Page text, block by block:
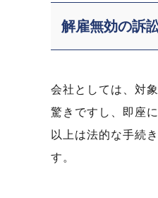
解雇無効の訴
会社としては、対
驚きですし、即座
以上は法的な手続
す。